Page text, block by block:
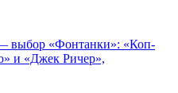
— выбор «Фонтанки»: «Коп-
и «Джек Ричер»,